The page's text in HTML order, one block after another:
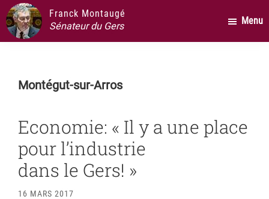
Passer
au
contenu
Passer
la
latérale
Passer
au
pied
page
Franck Montaugé
Sénateur du Gers
Menu
Montégut-sur-Arros
Economie: « Il y a une place
pour l’industrie
dans le Gers! »
16 MARS 2017